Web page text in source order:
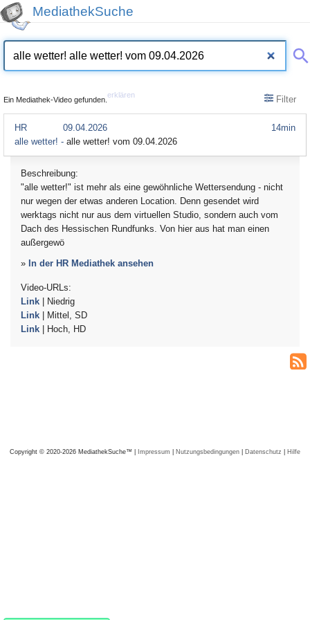
MediathekSuche
Ein Mediathek-Video gefunden.
erklären Filter
14min
HR
09.04.2026
alle wetter! - alle wetter! vom 09.04.2026
Beschreibung:
"alle wetter!" ist mehr als eine gewöhnliche Wettersendung - nicht
nur wegen der etwas anderen Location. Denn gesendet wird
werktags nicht nur aus dem virtuellen Studio, sondern auch vom
Dach des Hessischen Rundfunks. Von hier aus hat man einen
außergewö
» In der HR Mediathek ansehen
Video-URLs:
Link | Niedrig
Link | Mittel, SD
Link | Hoch, HD
Copyright © 2020-2026 MediathekSuche™ | Impressum | Nutzungsbedingungen | Datenschutz | Hilfe